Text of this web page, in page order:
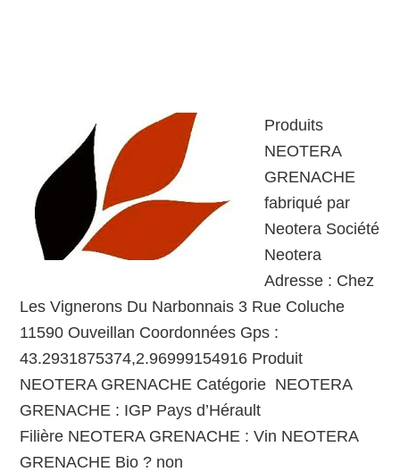
Produits
NEOTERA
GRENACHE
fabriqué par
Neotera Société
Neotera
Adresse : Chez
Les Vignerons Du Narbonnais 3 Rue Coluche
11590 Ouveillan Coordonnées Gps :
43.2931875374,2.96999154916 Produit
NEOTERA GRENACHE Catégorie NEOTERA
GRENACHE : IGP Pays d’Hérault
Filière NEOTERA GRENACHE : Vin NEOTERA
GRENACHE Bio ? non